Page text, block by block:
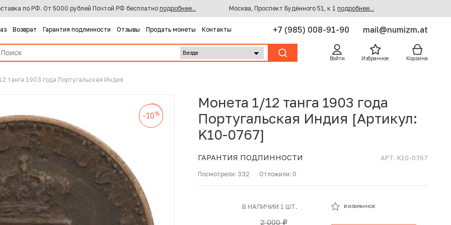
по РФ. От 5000 рублей Почтой РФ бесплатно подробнее... Москва, Проспект Будённого 51, к 1 подробнее...
Возврат Гарантия подлинности Отзывы Продать монеты Контакты +7 (985) 008-91-90 mail@numizm.at
Войти Избранное Корзина
танга 1903 года Португальская Индия
-10%
-10%
-10%
Монета 1/12 танга 1903 года
Португальская Индия [Артикул:
K10-0767]
ГАРАНТИЯ ПОДЛИННОСТИ АРТ. K10-0767
Посмотрели: 332 Отложили: 0
В НАЛИЧИИ 1 ШТ.
2 000руб.
В ИЗБРАННОЕ